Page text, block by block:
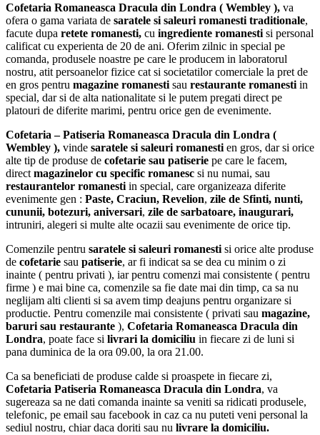
în
pagina
produsului.
multe
variații.
Opțiunile
pot
fi
alese
în
pagina
produsului.
Cofetaria Romaneasca Dracula din Londra ( Wembley ), va
ofera o gama variata de saratele si saleuri romanesti traditionale,
facute dupa retete romanesti, cu ingrediente romanesti si personal
calificat cu experienta de 20 de ani. Oferim zilnic in special pe
comanda, produsele noastre pe care le producem in laboratorul
nostru, atit persoanelor fizice cat si societatilor comerciale la pret de
en gros pentru magazine romanesti sau restaurante romanesti in
special, dar si de alta nationalitate si le putem pregati direct pe
platouri de diferite marimi, pentru orice gen de evenimente.
Cofetaria – Patiseria Romaneasca Dracula din Londra (
Wembley ), vinde saratele si saleuri romanesti en gros, dar si orice
alte tip de produse de cofetarie sau patiserie pe care le facem,
direct magazinelor cu specific romanesc si nu numai, sau
restaurantelor romanesti in special, care organizeaza diferite
evenimente gen : Paste, Craciun, Revelion, zile de Sfinti, nunti,
cununii, botezuri, aniversari, zile de sarbatoare, inaugurari,
intruniri, alegeri si multe alte ocazii sau evenimente de orice tip.
Comenzile pentru saratele si saleuri romanesti si orice alte produse
de cofetarie sau patiserie, ar fi indicat sa se dea cu minim o zi
inainte ( pentru privati ), iar pentru comenzi mai consistente ( pentru
firme ) e mai bine ca, comenzile sa fie date mai din timp, ca sa nu
neglijam alti clienti si sa avem timp deajuns pentru organizare si
productie. Pentru comenzile mai consistente ( privati sau magazine,
baruri sau restaurante ), Cofetaria Romaneasca Dracula din
Londra, poate face si livrari la domiciliu in fiecare zi de luni si
pana duminica de la ora 09.00, la ora 21.00.
Ca sa beneficiati de produse calde si proaspete in fiecare zi,
Cofetaria Patiseria Romaneasca Dracula din Londra, va
sugereaza sa ne dati comanda inainte sa veniti sa ridicati produsele,
telefonic, pe email sau facebook in caz ca nu puteti veni personal la
sediul nostru, chiar daca doriti sau nu livrare la domiciliu.